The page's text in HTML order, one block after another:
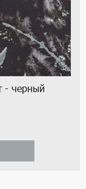
- черный